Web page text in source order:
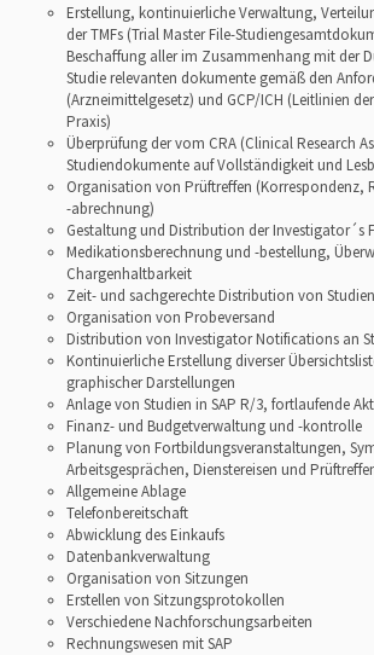
Erstellung, kontinuierliche Verwaltung,
der TMFs (Trial Master File-
Beschaffung aller im Zusammenhang mit der
Studie relevanten dokumente gemäß den
(Arzneimittelgesetz) und GCP/ICH (Leitlinien
Praxis)
Überprüfung der vom CRA (Clinical Research
Studiendokumente auf Vollständigkeit und
Organisation von Prüftreffen (Korrespondenz,
-abrechnung)
Gestaltung und Distribution der Investigator´s
Medikationsberechnung und -bestellung,
Chargenhaltbarkeit
Zeit- und sachgerechte Distribution von
Organisation von Probeversand
Distribution von Investigator Notifications an
Kontinuierliche Erstellung diverser
graphischer Darstellungen
Anlage von Studien in SAP R/3, fortlaufende
Finanz- und Budgetverwaltung und -kontrolle
Planung von Fortbildungsveranstaltungen,
Arbeitsgesprächen, Dienstereisen und
Allgemeine Ablage
Telefonbereitschaft
Abwicklung des Einkaufs
Datenbankverwaltung
Organisation von Sitzungen
Erstellen von Sitzungsprotokollen
Verschiedene Nachforschungsarbeiten
Rechnungswesen mit SAP